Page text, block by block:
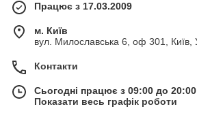
Працює з 17.03.2009
м. Київ
вул. Милославська 6, оф 301, Київ,
Контакти
Сьогодні працює з 09:00 до 20:00
Показати весь графік роботи